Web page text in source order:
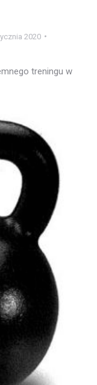
2020
treningu w